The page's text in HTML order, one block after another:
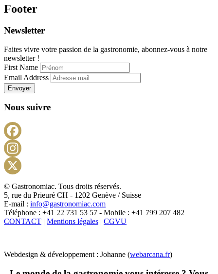
Footer
Newsletter
Faites vivre votre passion de la gastronomie, abonnez-vous à notre
newsletter !
First Name
Email Address
Envoyer
Nous suivre
X
© Gastronomiac. Tous droits réservés.
5, rue du Prieuré CH - 1202 Genève / Suisse
E-mail : info@gastronomiac.com
Téléphone : +41 22 731 53 57 - Mobile : +41 799 207 482
CONTACT | Mentions légales | CGVU
Webdesign & développement : Johanne (webarcana.fr)